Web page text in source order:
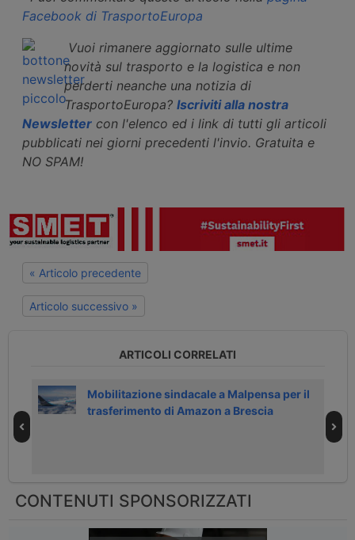
Facebook di TrasportoEuropa
Vuoi rimanere aggiornato sulle ultime
novità sul trasporto e la logistica e non
perderti neanche una notizia di
TrasportoEuropa? Iscriviti alla nostra
Newsletter con l'elenco ed i link di tutti gli articoli
pubblicati nei giorni precedenti l'invio. Gratuita e
NO SPAM!
« Articolo precedente
Articolo successivo »
ARTICOLI CORRELATI
Mobilitazione sindacale a Malpensa per il
trasferimento di Amazon a Brescia
CONTENUTI SPONSORIZZATI